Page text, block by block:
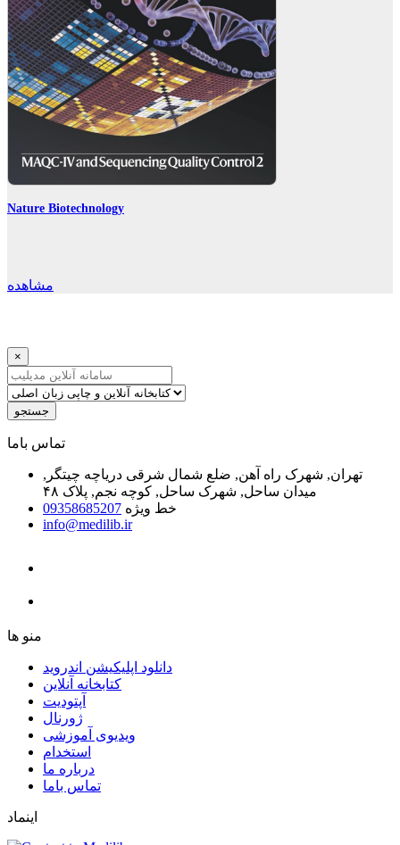
Nature Biotechnology
مشاهده
×
جستجو
ﺗﻤﺎﺱ ﺑﺎﻣﺎ
تهران, شهرک راه آهن, ضلع شمال شرقی دریاچه چیتگر,
میدان ساحل, شهرک ساحل, کوچه نجم, پلاک ۴۸
خط ویژه 09358685207
info@medilib.ir
ﻣﻨﻮ ﻫﺎ
دانلود اپلیکیشن اندروید
ﮐﺘﺎﺑﺨﺎﻧﻪ ﺁﻧﻼﯾﻦ
ﺁﭘﺘﻮﺩﯾﺖ
ﮊﻭﺭﻧﺎﻝ
ویدیوی آموزشی
استخدام
درباره ما
ﺗﻤﺎﺱ ﺑﺎﻣﺎ
اینماد